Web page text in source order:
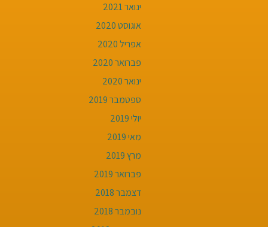
ינואר 2021
אוגוסט 2020
אפריל 2020
פברואר 2020
ינואר 2020
ספטמבר 2019
יולי 2019
מאי 2019
מרץ 2019
פברואר 2019
דצמבר 2018
נובמבר 2018